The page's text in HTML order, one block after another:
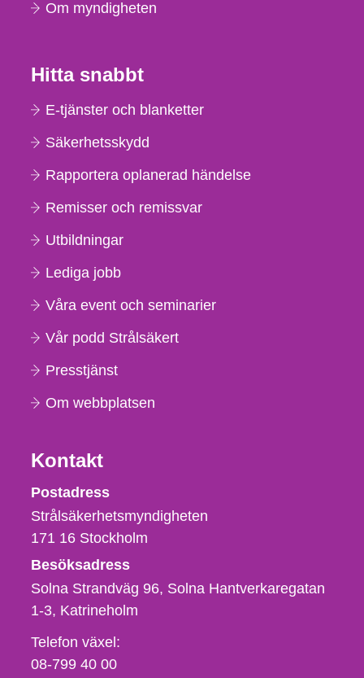
Om myndigheten
Hitta snabbt
E-tjänster och blanketter
Säkerhetsskydd
Rapportera oplanerad händelse
Remisser och remissvar
Utbildningar
Lediga jobb
Våra event och seminarier
Vår podd Strålsäkert
Presstjänst
Om webbplatsen
Kontakt
Strålsäkerhetsmyndigheten
Postadress
Strålsäkerhetsmyndigheten
171 16 Stockholm
Besöksadress
Solna Strandväg 96, Solna Hantverkaregatan
1-3 Katrineholm
Telefon,
fax
Telefon växel:
08-799 40 00